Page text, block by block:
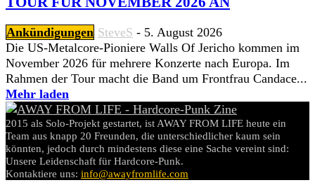
Ankündigungen SteveS - 5. August 2026
Die US-Metalcore-Pioniere Walls Of Jericho kommen im
November 2026 für mehrere Konzerte nach Europa. Im
Rahmen der Tour macht die Band um Frontfrau Candace...
Mehr laden
2015 als Solo-Projekt gestartet, ist AWAY FROM LIFE heute ein
Team aus knapp 20 Freunden, die unterschiedlicher kaum sein
könnten, jedoch durch mindestens diese eine Sache vereint sind:
Unsere Leidenschaft für Hardcore-Punk.
Kontaktiere uns: info@awayfromlife.com